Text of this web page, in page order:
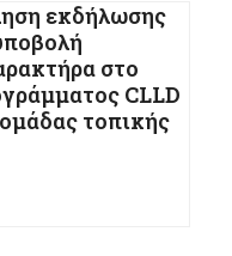
εκδήλωσης
στο
CLLD
τοπικής